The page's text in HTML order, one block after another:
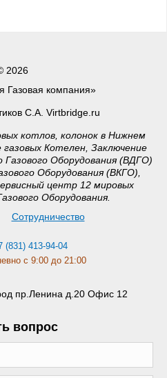
2026
Газовая компания»
С.А. Virtbridge.ru
котлов, колонок в Нижнем
Котелен, Заключение
Газового Оборудования (ВДГО)
Оборудования (ВКГО),
центр 12 мировых
Оборудования.
Сотрудничество
(831) 413-94-04
с 9:00 до 21:00
пр.Ленина д.20 Офис 12
вопрос